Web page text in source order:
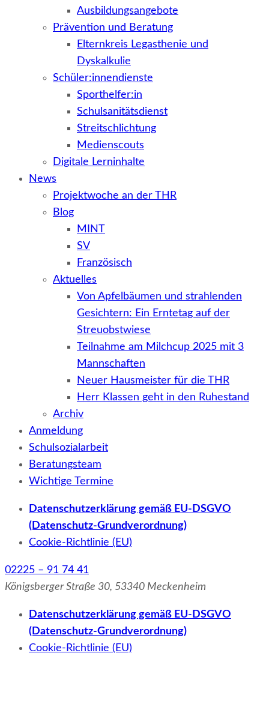
Ausbildungsangebote
Prävention und Beratung
Elternkreis Legasthenie und
Dyskalkulie
Schüler:innendienste
Sporthelfer:in
Schulsanitätsdienst
Streitschlichtung
Medienscouts
Digitale Lerninhalte
News
Projektwoche an der THR
Blog
MINT
SV
Französisch
Aktuelles
Von Apfelbäumen und strahlenden
Gesichtern: Ein Erntetag auf der
Streuobstwiese
Teilnahme am Milchcup 2025 mit 3
Mannschaften
Neuer Hausmeister für die THR
Herr Klassen geht in den Ruhestand
Archiv
Anmeldung
Schulsozialarbeit
Beratungsteam
Wichtige Termine
Datenschutzerklärung gemäß EU-DSGVO
(Datenschutz-Grundverordnung)
Cookie-Richtlinie (EU)
02225 – 91 74 41
Königsberger Straße 30, 53340 Meckenheim
Datenschutzerklärung gemäß EU-DSGVO
(Datenschutz-Grundverordnung)
Cookie-Richtlinie (EU)